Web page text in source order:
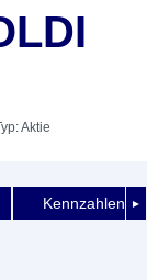
Aktie
►
Kennzahlen